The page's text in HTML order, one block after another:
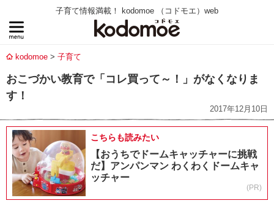
子育て情報満載！ kodomoe （コドモエ）web
kodomoe 子育て
おこづかい教育で「コレ買って～！」がなくなりま
す！
2017年12月10日
こちらも読みたい
【おうちでドームキャッチャーに挑戦
だ】アンパンマン わくわくドームキャ
ッチャー
(PR)